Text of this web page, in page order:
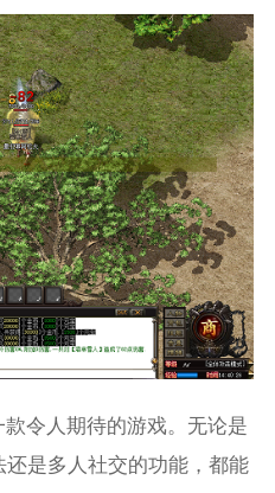
款令人期待的游戏。无论是
是多人社交的功能，都能